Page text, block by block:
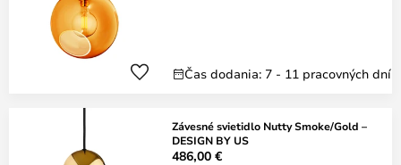
Čas dodania: 7 - 11 pracovných dní
Závesné svietidlo Nutty Smoke/Gold –
DESIGN BY US
486,00 €